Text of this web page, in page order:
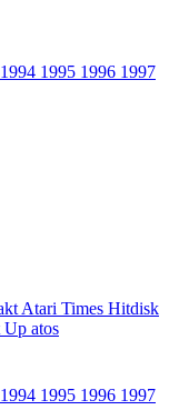
1994 1995 1996 1997
Atari Times Hitdisk
Up atos
1994 1995 1996 1997